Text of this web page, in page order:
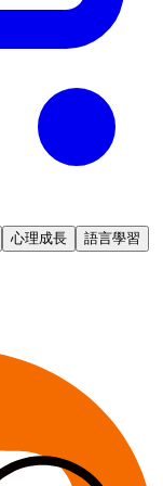
心理成長
語言學習